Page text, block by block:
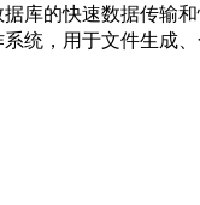
库的快速数据传输
统，用于文件生成